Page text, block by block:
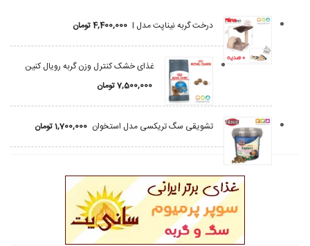
درخت گربه نیناپت مدل I 4,400,000تومان
غذای خشک کنترل وزن گربه رویال کنین
7,500,000تومان
تشویقی سگ تریکسی مدل استخوان 1,700,000تومان